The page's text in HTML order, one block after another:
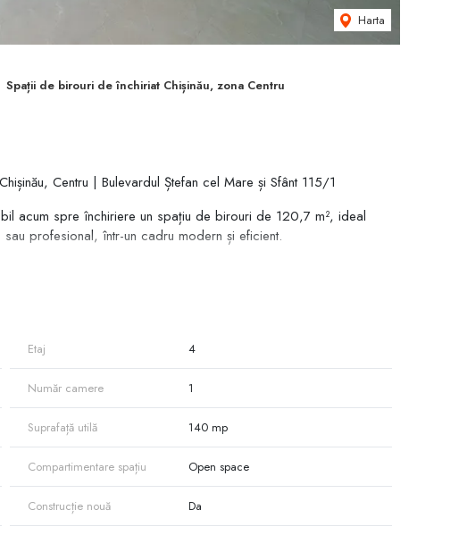
Harta
Spații de birouri de închiriat Chișinău, zona Centru
Centru | Bulevardul Ștefan cel Mare și Sfânt 115/1
acum spre închiriere un spațiu de birouri de 120,7 m², ideal
profesional, într-un cadru modern și eficient.
companii de top
tale
Etaj 4
Număr camere 1
Suprafață utilă 140 mp
Compartimentare spațiu Open space
Construcție nouă Da